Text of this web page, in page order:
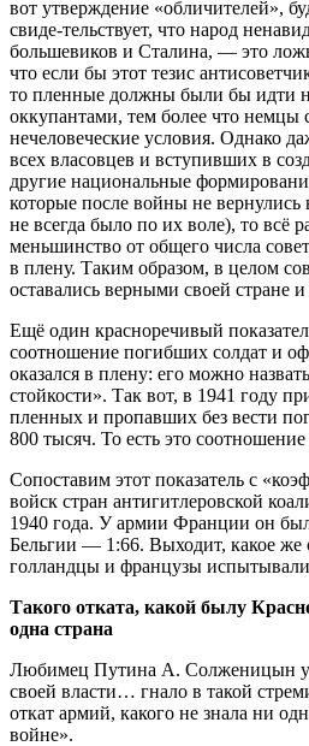
вот утверждение «обличителей»,
свиде-тельствует, что народ
большевиков и Сталина, — это
что если бы этот тезис
то пленные должны были бы идти
оккупантами, тем более что немцы
нечеловеческие условия. Однако
всех власовцев и вступивших в
другие национальные
которые после войны не
не всегда было по их воле), то всё
меньшинство от общего числа
в плену. Таким образом, в целом
оставались верными своей стране
Ещё один красноречивый
соотношение погибших солдат и
оказался в плену: его можно
стойкости». Так вот, в 1941 году
пленных и пропавших без вести
800 тысяч. То есть это
Сопоставим этот показатель с
войск стран антигитлеровской
1940 года. У армии Франции он
Бельгии — 1:66. Выходит, какое же
голландцы и французы
Такого отката, какой былу
одна страна
Любимец Путина А. Солженицын
своей власти… гнало в такой
откат армий, какого не знала ни
войне».